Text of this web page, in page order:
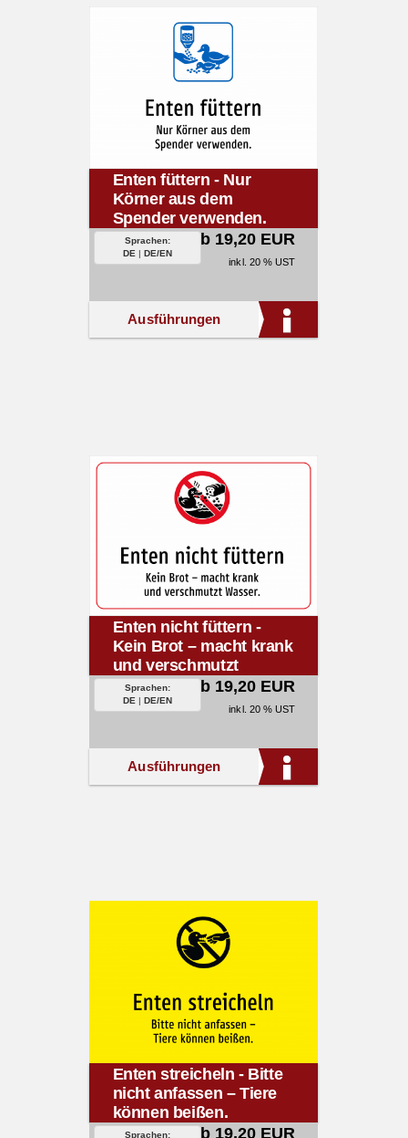
Enten füttern - Nur
Körner aus dem
Spender verwenden.
Sprachen:
DE | DE/EN
ab 19,20 EUR
inkl. 20 % UST
Ausführungen
Enten nicht füttern -
Kein Brot – macht krank
und verschmutzt
Wasser.
Sprachen:
DE | DE/EN
ab 19,20 EUR
inkl. 20 % UST
Ausführungen
Enten streicheln - Bitte
nicht anfassen – Tiere
können beißen.
Sprachen:
ab 19,20 EUR